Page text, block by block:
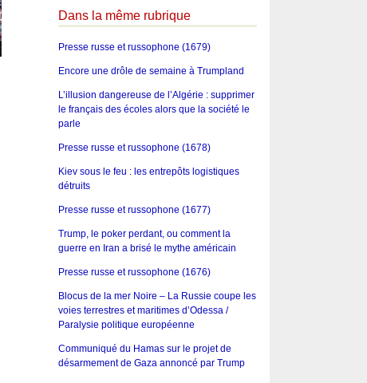
Dans la même rubrique
Presse russe et russophone (1679)
Encore une drôle de semaine à Trumpland
L’illusion dangereuse de l’Algérie : supprimer
le français des écoles alors que la société le
parle
Presse russe et russophone (1678)
Kiev sous le feu : les entrepôts logistiques
détruits
Presse russe et russophone (1677)
Trump, le poker perdant, ou comment la
guerre en Iran a brisé le mythe américain
Presse russe et russophone (1676)
Blocus de la mer Noire – La Russie coupe les
voies terrestres et maritimes d’Odessa /
Paralysie politique européenne
Communiqué du Hamas sur le projet de
désarmement de Gaza annoncé par Trump